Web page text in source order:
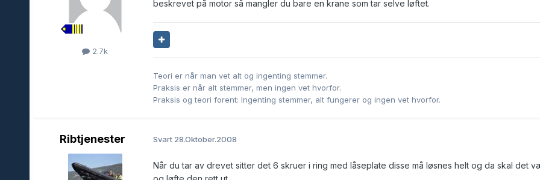
2.7k
beskrevet på motor så mangler du bare en krane som tar selve løftet.
Teori er når man vet alt og ingenting stemmer.
Praksis er når alt stemmer, men ingen vet hvorfor.
Praksis og teori forent: Ingenting stemmer, alt fungerer og ingen vet hvorfor.
Ribtjenester Svart 28.Oktober.2008
Når du tar av drevet sitter det 6 skruer i ring med låseplate disse må løsnes helt og da skal det